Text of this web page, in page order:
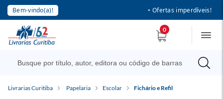
Bem-vindo(a)! • Ofertas imperdíveis!
0
Livrarias Curitiba Papelaria Escolar Fichário e Refil